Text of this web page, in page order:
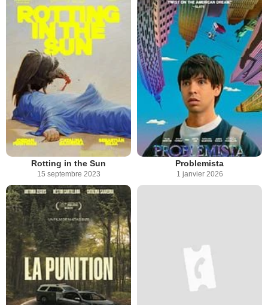
Rotting in the Sun
15 septembre 2023
Problemista
1 janvier 2026